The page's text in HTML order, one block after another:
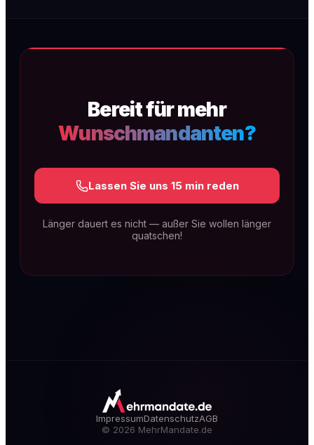
Wunschmandanten — sofortige
Mehr erfahren
Technische Exzellenz, rechtsspezifischer
Bereit für mehr
Wunschmandanten?
Lassen Sie uns 15 min reden
Länger dauert es nicht — außer Sie wollen länger
quatschen!
ImpressumDatenschutzAGB
© 2026 MehrMandate.de